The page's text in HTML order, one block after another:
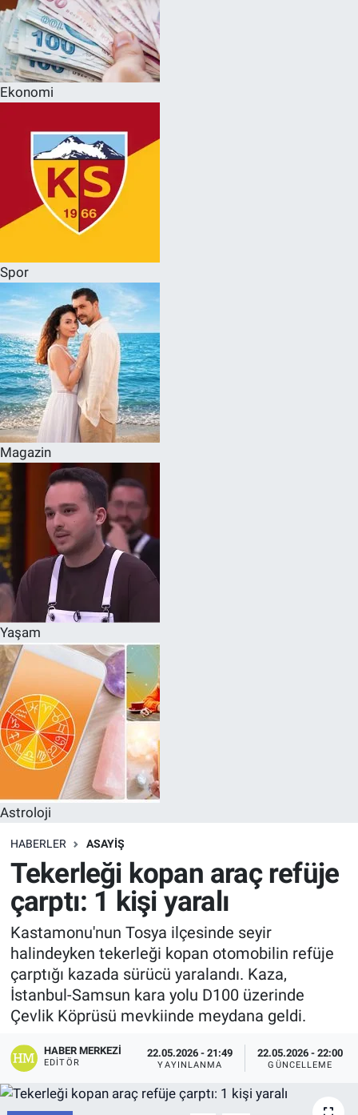
Ekonomi
Spor
Magazin
Yaşam
Astroloji
HABERLER ASAYIŞ
Tekerleği kopan araç refüje
çarptı: 1 kişi yaralı
Kastamonu'nun Tosya ilçesinde seyir
halindeyken tekerleği kopan otomobilin refüje
çarptığı kazada sürücü yaralandı. Kaza,
İstanbul-Samsun kara yolu D100 üzerinde
Çevlik Köprüsü mevkiinde meydana geldi.
HABER MERKEZI
EDITÖR
22.05.2026 - 21:49
YAYINLANMA
22.05.2026 - 22:00
GÜNCELLEME